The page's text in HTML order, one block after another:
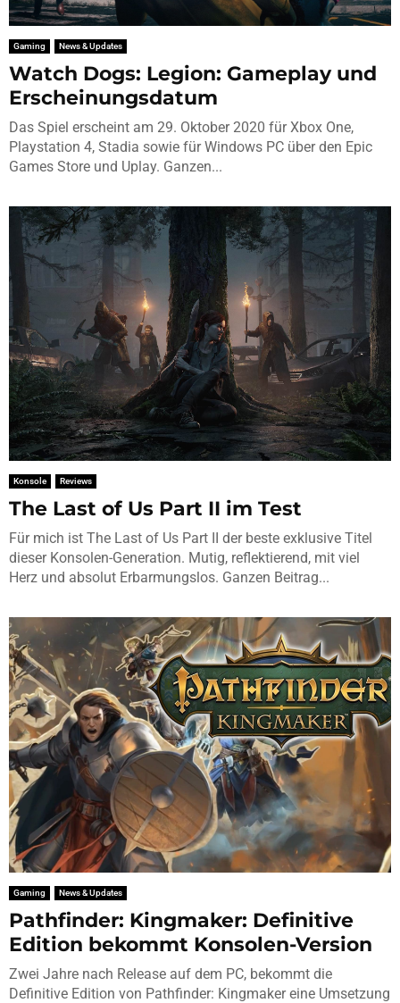
Gaming News & Updates
Watch Dogs: Legion: Gameplay und
Erscheinungsdatum
Das Spiel erscheint am 29. Oktober 2020 für Xbox One,
Playstation 4, Stadia sowie für Windows PC über den Epic
Games Store und Uplay. Ganzen...
Konsole Reviews
The Last of Us Part II im Test
Für mich ist The Last of Us Part II der beste exklusive Titel
dieser Konsolen-Generation. Mutig, reflektierend, mit viel
Herz und absolut Erbarmungslos. Ganzen Beitrag...
Gaming News & Updates
Pathfinder: Kingmaker: Definitive
Edition bekommt Konsolen-Version
Zwei Jahre nach Release auf dem PC, bekommt die
Definitive Edition von Pathfinder: Kingmaker eine Umsetzung